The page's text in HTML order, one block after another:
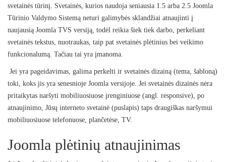
svetainės tūrinį. Svetainės, kurios naudoja seniausia 1.5 arba 2.5 Joomla
Tūrinio Valdymo Sistemą neturi galimybės sklandžiai atnaujinti į
naujausią Joomla TVS versiją, todėl reikia šiek tiek darbo, perkeliant
svetainės tekstus, nuotraukas, taip pat svetainės plėtinius bei veikimo
funkcionalumą. Tačiau tai yra įmanoma.
Jei yra pageidavimas, galima perkelti ir svetainės dizainą (tema, šabloną)
toki, koks jis yra senesnioje Joomla versijoje. Jei svetainės dizainės nėra
pritaikytas naršyti mobiliuosiuose įrenginiuose (angl. responsive), po
atnaujinimo, Jūsų interneto svetainė (puslapis) taps draugiškas naršymui
mobiliuosiuose telefonuose, plančetėse, TV.
Joomla plėtinių atnaujinimas